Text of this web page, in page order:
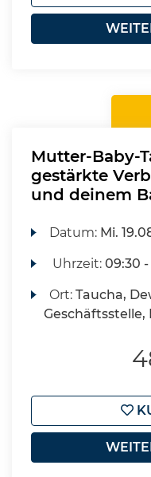
Mutter-Baby-
gestärkte
und deinem
Datum: Mi.
Uhrzeit:09:30 -
Ort:Taucha,
Geschäftsstelle,